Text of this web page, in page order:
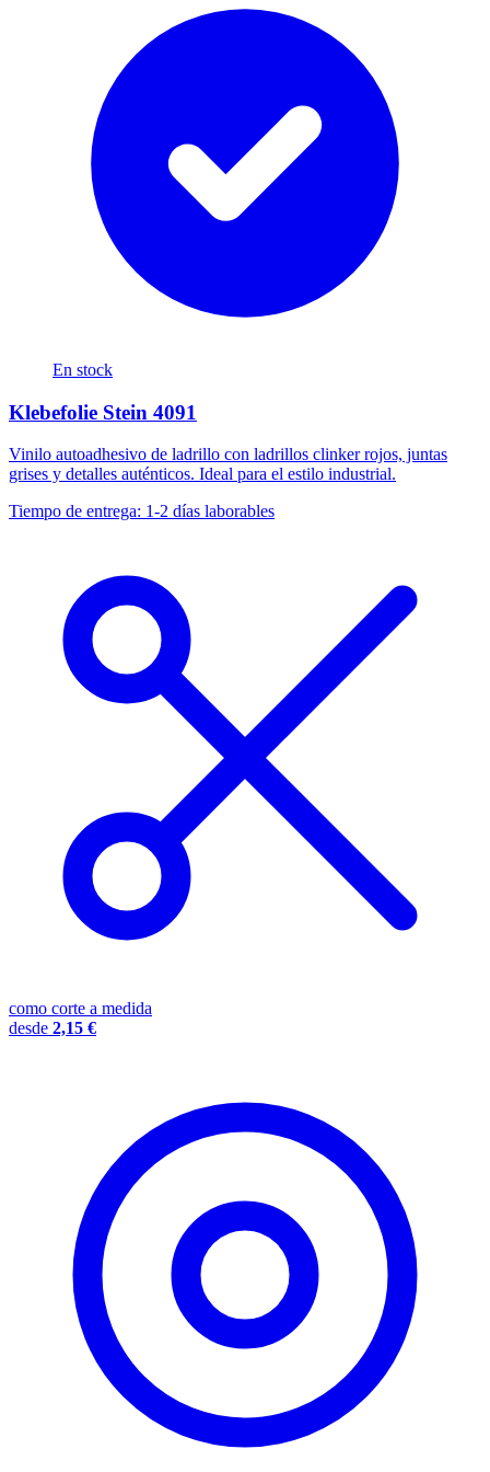
En stock
Klebefolie Stein 4091
Vinilo autoadhesivo de ladrillo con ladrillos clinker rojos, juntas
grises y detalles auténticos. Ideal para el estilo industrial.
Tiempo de entrega: 1-2 días laborables
como corte a medida
desde 2,15 €